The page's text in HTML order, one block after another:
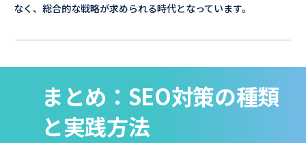
なく、総合的な戦略が求められる時代となっています。
まとめ：SEO対策の種類
と実践方法